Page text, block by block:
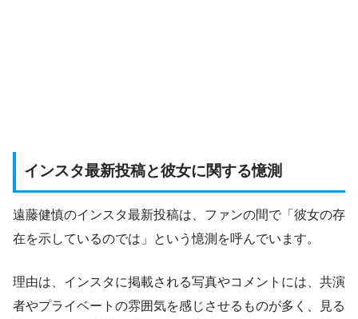
インスタ最新投稿と彼女に関する憶測
遠藤健慎のインスタ最新投稿は、ファンの間で「彼女の存
在を示しているのでは」という憶測を呼んでいます。
理由は、インスタに掲載される写真やコメントには、共演
者やプライベートの雰囲気を感じさせるものが多く、見る